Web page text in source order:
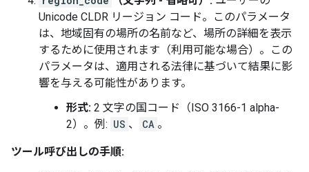
Unicode CLDR リージョン コード。このパラメータ
は、地域固有の場所の名前など、場所の詳細を表示
するために使用されます（利用可能な場合）。この
パラメータは、適用される法律に基づいて結果に影
響を与える可能性があります。
形式: 2 文字の国コード（ISO 3166-1 alpha-
2）。例: US 、 CA 。
ツール呼び出しの手順: